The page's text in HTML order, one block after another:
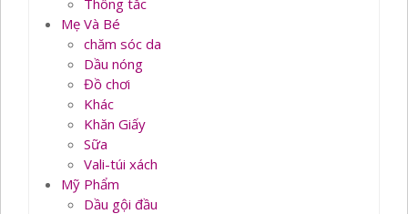
Thông tắc
Mẹ Và Bé
chăm sóc da
Dầu nóng
Đồ chơi
Khác
Khăn Giấy
Sữa
Vali-túi xách
Mỹ Phẩm
Dầu gội đầu